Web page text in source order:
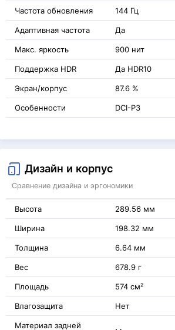
Частота обновления 144 Гц
Адаптивная частота Да
Макс. яркость 900 нит
Поддержка HDR Да HDR10
Экран/корпус 87.6 %
Особенности DCI-P3
Дизайн и корпус
Сравнение дизайна и эргономики
Высота 289.56 мм
Ширина 198.32 мм
Толщина 6.64 мм
Вес 678.9 г
Площадь 574 см²
Влагозащита Нет
Материал задней